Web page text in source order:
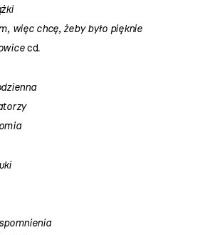
więc chcę, żeby było pięknie
cd.